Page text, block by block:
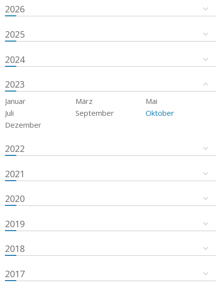
2026
2025
2024
2023
Januar März
Mai
Juli
September
Oktober
Dezember
2022
2021
2020
2019
2018
2017